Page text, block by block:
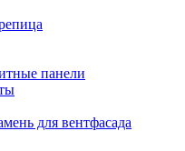
панели
для вентфасада